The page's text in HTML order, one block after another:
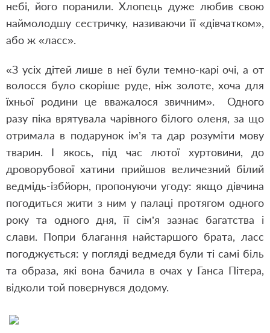
небі, його поранили. Хлопець дуже любив свою
наймолодшу сестричку, називаючи її «дівчатком»,
або ж «ласс».
«З усіх дітей лише в неї були темно-карі очі, а от
волосся було скоріше руде, ніж золоте, хоча для
їхньої родини це вважалося звичним».
Одного
разу піка врятувала чарівного білого оленя, за що
отримала в подарунок ім’я та дар розуміти мову
тварин. І якось, під час лютої хуртовини, до
дроворубової хатини прийшов величезний білий
ведмідь-ізбйорн, пропонуючи угоду: якщо дівчина
погодиться жити з ним у палаці протягом одного
року та одного дня, її сім’я зазнає багатства і
слави. Попри благання найстаршого брата, ласс
погоджується: у погляді ведмедя були ті самі біль
та образа, які вона бачила в очах у Ганса Пітера,
відколи той повернувся додому.